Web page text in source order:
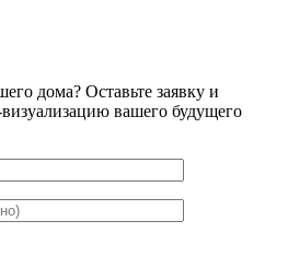
дома? Оставьте заявку и
вашего будущего